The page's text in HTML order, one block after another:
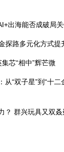
出海能否成破局
探路多元化方式提
芯“相中”辉芒微
从“双子星”到“十二
？ 群兴玩具又双